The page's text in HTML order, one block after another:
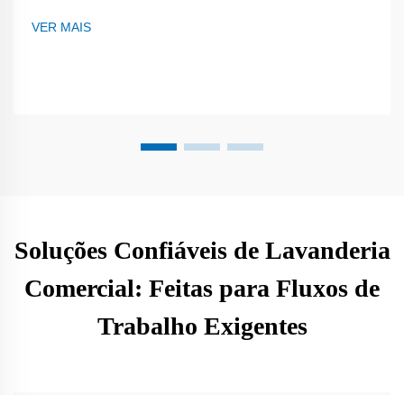
VER MAIS
Soluções Confiáveis de Lavanderia
Comercial: Feitas para Fluxos de
Trabalho Exigentes